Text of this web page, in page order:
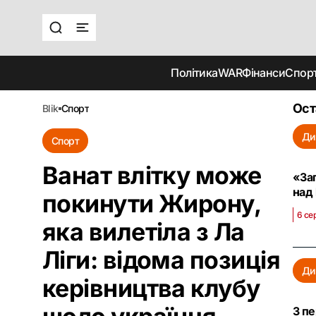
ПолітикаWARФінанси
blik спорт
Спорт
Ванат влітку може
покинути Жирону,
яка вилетіла з Ла
Ліги: відома позиція
керівництва клубу
над
6
З